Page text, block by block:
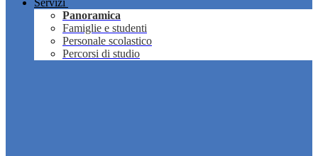
Servizi
Panoramica
Famiglie e studenti
Personale scolastico
Percorsi di studio